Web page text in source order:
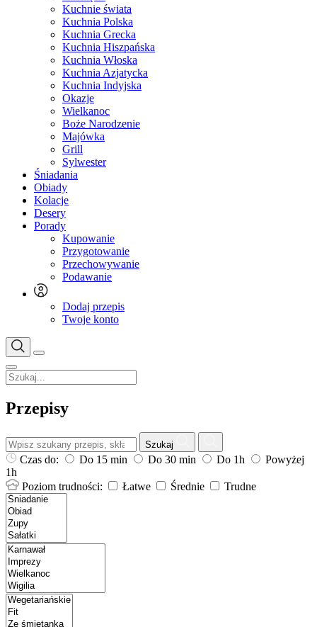
Kuchnie świata
Kuchnia Polska
Kuchnia Grecka
Kuchnia Hiszpańska
Kuchnia Włoska
Kuchnia Azjatycka
Kuchnia Indyjska
Okazje
Wielkanoc
Boże Narodzenie
Majówka
Grill
Sylwester
Śniadania
Obiady
Kolacje
Desery
Porady
Kupowanie
Przygotowanie
Przechowywanie
Podawanie
Dodaj przepis
Twoje konto
Przepisy
Szukaj
Czas do: Do 15 min Do 30 min Do 1h
Powyżej
1h
Poziom trudności:
Łatwe Średnie Trudne